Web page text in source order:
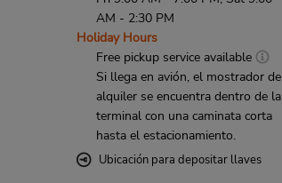
AM - 2:30 PM
Holiday Hours
Free pickup service available
Si llega en avión, el mostrador de
alquiler se encuentra dentro de la
terminal con una caminata corta
hasta el estacionamiento.
Ubicación para depositar llaves